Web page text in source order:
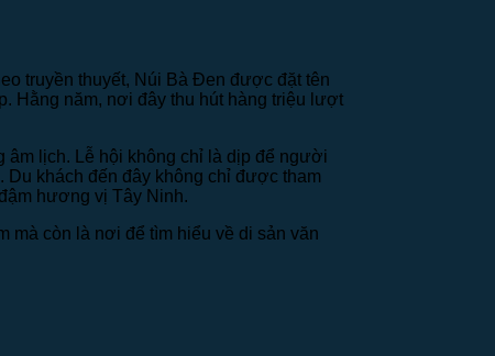
truyền thuyết, Núi Bà Đen được đặt tên
Hằng năm, nơi đây thu hút hàng triệu lượt
âm lịch. Lễ hội không chỉ là dịp để người
khách đến đây không chỉ được tham
hương vị Tây Ninh.
mà còn là nơi để tìm hiểu về di sản văn